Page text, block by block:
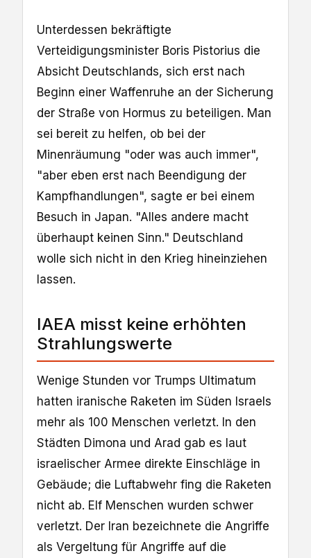
Unterdessen bekräftigte
Verteidigungsminister Boris Pistorius die
Absicht Deutschlands, sich erst nach
Beginn einer Waffenruhe an der Sicherung
der Straße von Hormus zu beteiligen. Man
sei bereit zu helfen, ob bei der
Minenräumung "oder was auch immer",
"aber eben erst nach Beendigung der
Kampfhandlungen", sagte er bei einem
Besuch in Japan. "Alles andere macht
überhaupt keinen Sinn." Deutschland
wolle sich nicht in den Krieg hineinziehen
lassen.
IAEA misst keine erhöhten
Strahlungswerte
Wenige Stunden vor Trumps Ultimatum
hatten iranische Raketen im Süden Israels
mehr als 100 Menschen verletzt. In den
Städten Dimona und Arad gab es laut
israelischer Armee direkte Einschläge in
Gebäude; die Luftabwehr fing die Raketen
nicht ab. Elf Menschen wurden schwer
verletzt. Der Iran bezeichnete die Angriffe
als Vergeltung für Angriffe auf die